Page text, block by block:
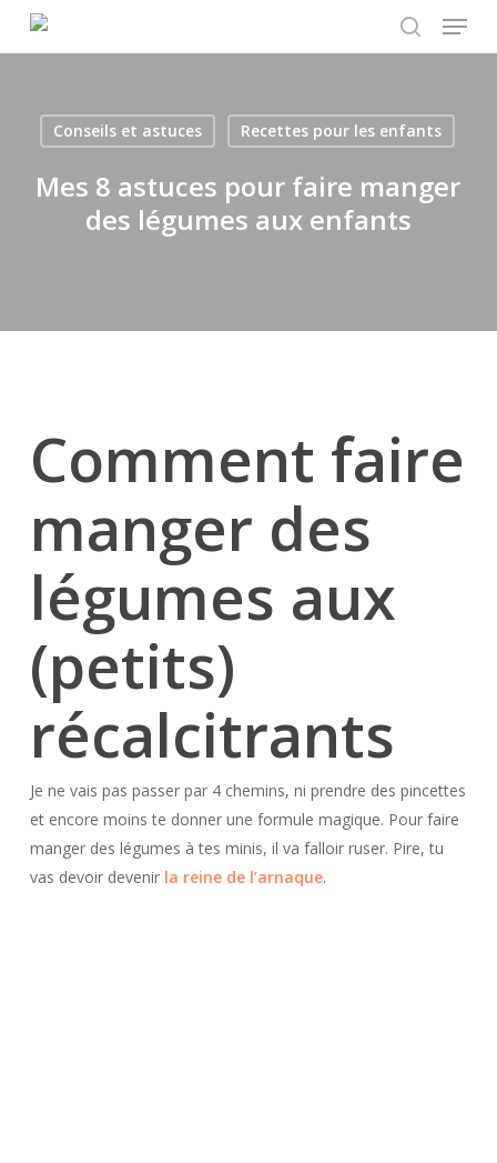
search
Menu
Conseils et astuces Recettes pour les enfants
Mes 8 astuces pour faire manger
des légumes aux enfants
Comment faire
manger des
légumes aux
(petits)
récalcitrants
Je ne vais pas passer par 4 chemins, ni prendre des pincettes
et encore moins te donner une formule magique. Pour faire
manger des légumes à tes minis, il va falloir ruser. Pire, tu
vas devoir devenir la reine de l’arnaque.